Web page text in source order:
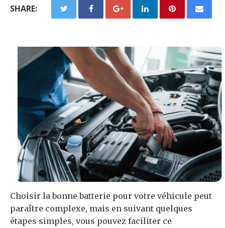
SHARE:
Choisir la bonne batterie pour votre véhicule peut
paraître complexe, mais en suivant quelques
étapes simples, vous pouvez faciliter ce